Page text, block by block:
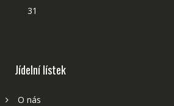
31
Jídelní lístek
O nás